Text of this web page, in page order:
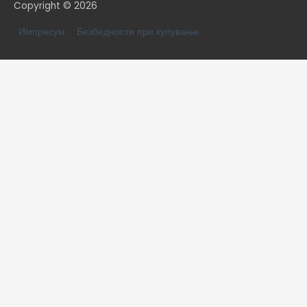
Copyright © 2026
Импресум Безбедности при купување